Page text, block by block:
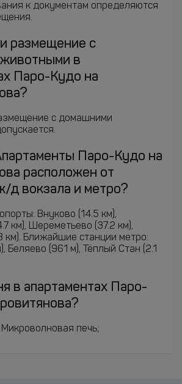
к документам определяются
размещение с
в
Паро-Кудо на
с домашними
Паро-Кудо на
расположен от
д вокзала и метро?
Внуково (14.5 км),
км), Шереметьево (37.2 км),
км). Ближайшие станции метро:
Беляево (961 м), Тёплый Стан (2.1
в апартаментах Паро-
Микроволновая печь;